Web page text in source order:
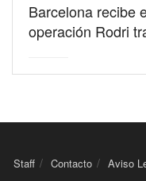
Barcelona recibe
operación Rodri
Staff Contacto Aviso